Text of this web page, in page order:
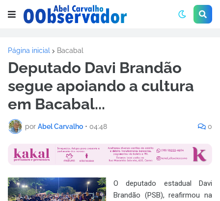
Página inicial Bacabal
Deputado Davi Brandão
segue apoiando a cultura
em Bacabal...
por Abel Carvalho • 04:48 0
O deputado estadual Davi
Brandão (PSB), reafirmou na